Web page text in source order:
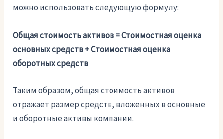
можно использовать следующую формулу:
Общая стоимость активов = Стоимостная оценка
основных средств + Стоимостная оценка
оборотных средств
Таким образом, общая стоимость активов
отражает размер средств, вложенных в основные
и оборотные активы компании.